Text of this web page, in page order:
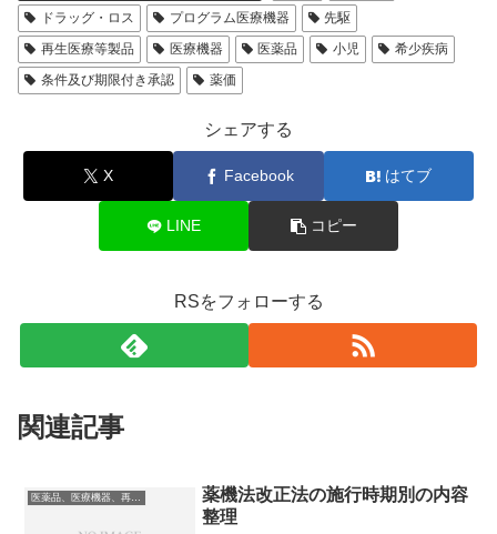
ドラッグ・ロス
プログラム医療機器
先駆
再生医療等製品
医療機器 医薬品 小児
希少疾病
条件及び期限付き承認
薬価
シェアする
X Facebook はてブ
LINE コピー
RSをフォローする
関連記事
医薬品、医療機器、再生医療等製品
薬機法改正法の施行時期別の内容
整理